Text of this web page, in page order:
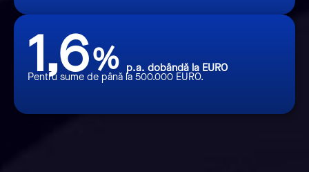
1,6% p.a. dobândă la EURO
Pentru sume de până la 500.000 EURO.